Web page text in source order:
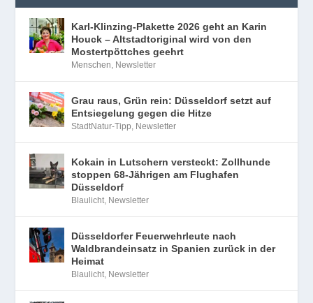
Karl-Klinzing-Plakette 2026 geht an Karin
Houck – Altstadtoriginal wird von den
Mostertpöttches geehrt
Menschen Newsletter
Grau raus, Grün rein: Düsseldorf setzt auf
Entsiegelung gegen die Hitze
StadtNatur-Tipp Newsletter
Kokain in Lutschern versteckt: Zollhunde
stoppen 68-Jährigen am Flughafen
Düsseldorf
Blaulicht Newsletter
Düsseldorfer Feuerwehrleute nach
Waldbrandeinsatz in Spanien zurück in der
Heimat
Blaulicht Newsletter